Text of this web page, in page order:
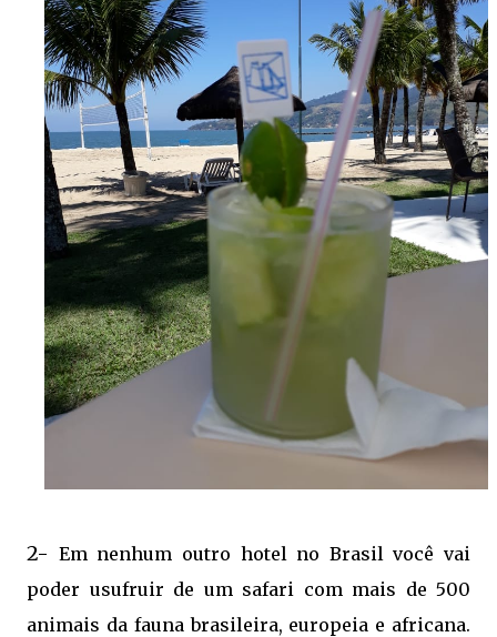
2- Em nenhum outro hotel no Brasil você vai
poder usufruir de um safari com mais de 500
animais da fauna brasileira, europeia e africana.